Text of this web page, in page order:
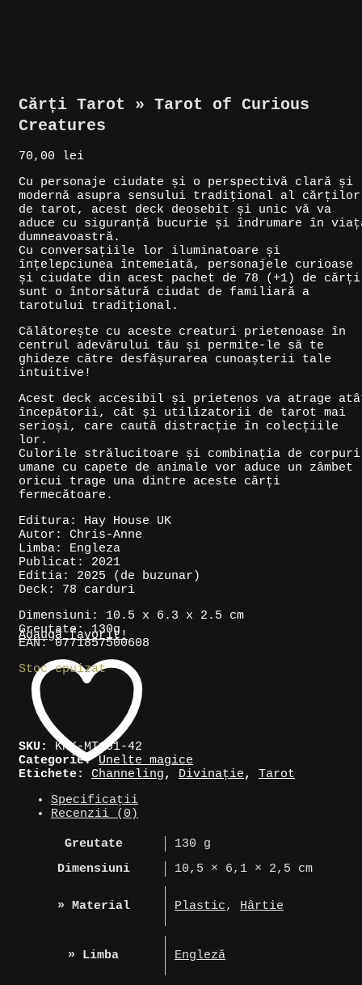
Cărți Tarot » Tarot of Curious
Creatures
70,00
lei
Cu personaje ciudate și o perspectivă clară și
modernă asupra sensului tradițional al cărților
de tarot, acest deck deosebit și unic vă va
aduce cu siguranță bucurie și îndrumare în
dumneavoastră.
Cu conversațiile lor iluminatoare și
înțelepciunea întemeiată, personajele curioase
și ciudate din acest pachet de 78 (+1) de cărți
sunt o întorsătură ciudat de familiară a
tarotului tradițional.
Călătorește cu aceste creaturi prietenoase în
centrul adevărului tău și permite-le să te
ghideze către desfășurarea cunoașterii tale
intuitive!
Acest deck accesibil și prietenos va atrage
începătorii, cât și utilizatorii de tarot mai
serioși, care caută distracție în colecțiile
lor.
Culorile strălucitoare și combinația de corpuri
umane cu capete de animale vor aduce un zâmbet
oricui trage una dintre aceste cărți
fermecătoare.
Editura: Hay House UK
Autor: Chris-Anne
Limba: Engleza
Publicat: 2021
Editia: 2025 (de buzunar)
Deck: 78 carduri
Dimensiuni: 10.5 x 6.3 x 2.5 cm
Greutate: 130g
EAN: 0771857500608
Stoc epuizat
Adaugă favorit!
SKU: KNK-MT101-42
Categorie:Unelte magice
Etichete: Channeling, Divinație, Tarot
Specificații
Recenzii (0)
Greutate
130 g
Dimensiuni
10,5 × 6,1 × 2,5 cm
» Material Plastic, Hârtie
» Limba Engleză